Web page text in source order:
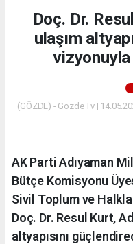
Doç. Dr.
ulaşım
(GÖZDE) - Gözde Tv |
AK Parti Adıyaman
Bütçe Komisyonu
Sivil Toplum ve Halkla
Doç. Dr. Resul Kurt,
altyapısını